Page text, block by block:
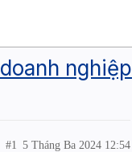
nghiệp
5 Tháng Ba 2024 12:54
#1